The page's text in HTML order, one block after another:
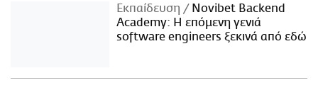
Εκπαίδευση
Novibet Backend
Academy: Η επόμενη γενιά
software engineers ξεκινά από εδώ